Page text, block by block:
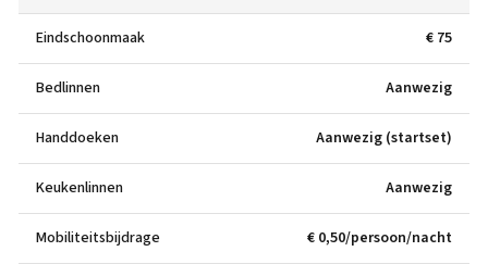
Eindschoonmaak € 75
Bedlinnen Aanwezig
Handdoeken Aanwezig (startset)
Keukenlinnen Aanwezig
Mobiliteitsbijdrage € 0,50/persoon/nacht